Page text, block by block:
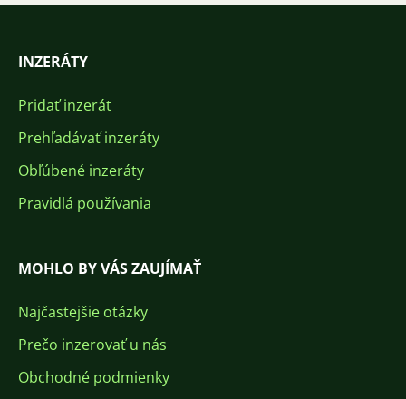
INZERÁTY
Pridať inzerát
Prehľadávať inzeráty
Obľúbené inzeráty
Pravidlá používania
MOHLO BY VÁS ZAUJÍMAŤ
Najčastejšie otázky
Prečo inzerovať u nás
Obchodné podmienky